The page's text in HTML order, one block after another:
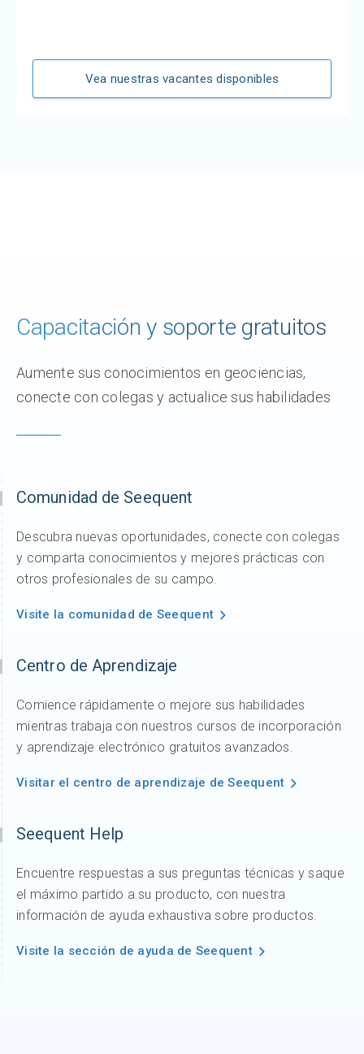
Vea nuestras vacantes disponibles
Capacitación y soporte gratuitos
Aumente sus conocimientos en geociencias,
conecte con colegas y actualice sus habilidades
Comunidad de Seequent
Descubra nuevas oportunidades, conecte con colegas
y comparta conocimientos y mejores prácticas con
otros profesionales de su campo.
Visite la comunidad de Seequent
Centro de Aprendizaje
Comience rápidamente o mejore sus habilidades
mientras trabaja con nuestros cursos de incorporación
y aprendizaje electrónico gratuitos avanzados.
Visitar el centro de aprendizaje de Seequent
Seequent Help
Encuentre respuestas a sus preguntas técnicas y saque
el máximo partido a su producto, con nuestra
información de ayuda exhaustiva sobre productos.
Visite la sección de ayuda de Seequent